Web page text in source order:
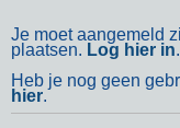
Je moet aangemeld
plaatsen. Log hier in.
Heb je nog geen
hier.